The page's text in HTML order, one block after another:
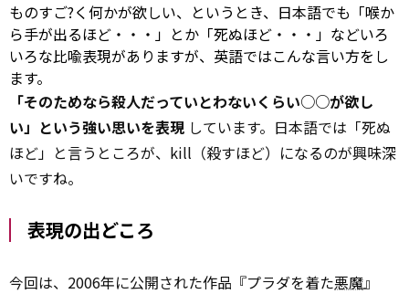
ものすご?く何かが欲しい、というとき、日本語でも「喉か
ら手が出るほど・・・」とか「死ぬほど・・・」などいろ
いろな比喩表現がありますが、英語ではこんな言い方をし
ます。
「そのためなら殺人だっていとわないくらい○○が欲し
い」という強い思いを表現 しています。日本語では「死ぬ
ほど」と言うところが、kill（殺すほど）になるのが興味深
いですね。
表現の出どころ
今回は、2006年に公開された作品『プラダを着た悪魔』